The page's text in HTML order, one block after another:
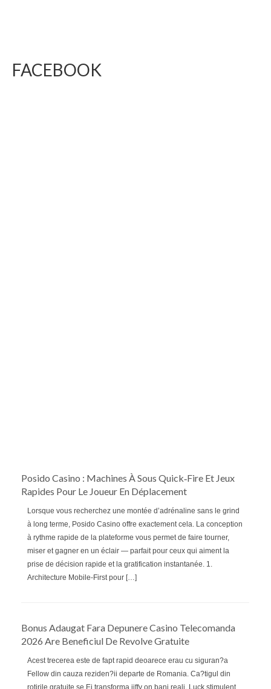
FACEBOOK
Posido Casino : Machines À Sous Quick‑Fire Et Jeux
Rapides Pour Le Joueur En Déplacement
Lorsque vous recherchez une montée d’adrénaline sans le grind
à long terme, Posido Casino offre exactement cela. La conception
à rythme rapide de la plateforme vous permet de faire tourner,
miser et gagner en un éclair — parfait pour ceux qui aiment la
prise de décision rapide et la gratification instantanée. 1.
Architecture Mobile‑First pour […]
Bonus Adaugat Fara Depunere Casino Telecomanda
2026 Are Beneficiul De Revolve Gratuite
Acest trecerea este de fapt rapid deoarece erau cu siguran?a
Fellow din cauza reziden?ii departe de Romania. Ca?tigul din
rotirile gratuite se Ei transforma jiffy on bani reali. Luck stimulent